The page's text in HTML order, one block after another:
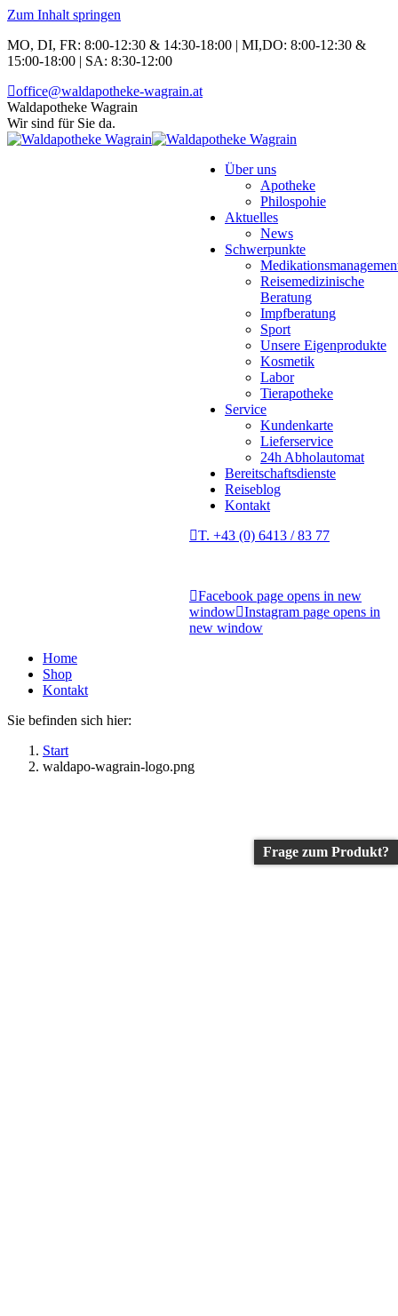
Zum Inhalt springen
MO, DI, FR: 8:00-12:30 & 14:30-18:00 | MI,DO: 8:00-12:30 &
15:00-18:00 | SA: 8:30-12:00
office@waldapotheke-wagrain.at
Waldapotheke Wagrain
Wir sind für Sie da.
Über uns
Apotheke
Philospohie
Aktuelles
News
Schwerpunkte
Reisemedizinische
Beratung
Impfberatung
Sport
Unsere Eigenprodukte
Kosmetik
Labor
Tierapotheke
Service
Kundenkarte
Lieferservice
24h Abholautomat
Bereitschaftsdienste
Reiseblog
Kontakt
T. +43 (0) 6413 / 83 77
Facebook page opens in new
window Instagram page opens in
new window
Home
Shop
Kontakt
Sie befinden sich hier:
Start
waldapo-wagrain-logo.png
Frage zum Produkt?